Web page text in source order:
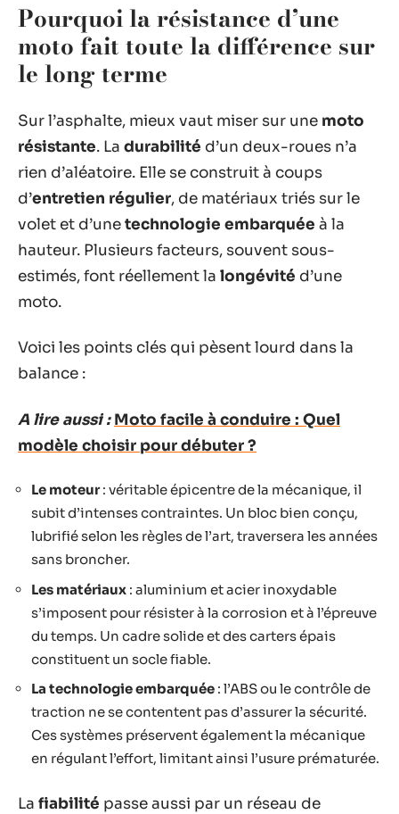
Pourquoi la résistance d’une
moto fait toute la différence sur
le long terme
Sur l’asphalte, mieux vaut miser sur une moto
résistante. La durabilité d’un deux-roues n’a
rien d’aléatoire. Elle se construit à coups
d’entretien régulier, de matériaux triés sur le
volet et d’unetechnologie embarquée à la
hauteur. Plusieurs facteurs, souvent sous-
estimés, font réellement la longévité d’une
moto.
Voici les points clés qui pèsent lourd dans la
balance :
A lire aussi : Moto facile à conduire : Quel
modèle choisir pour débuter ?
Le moteur: véritable épicentre de la mécanique, il
subit d’intenses contraintes. Un bloc bien conçu,
lubrifié selon les règles de l’art, traversera les années
sans broncher.
Les matériaux : aluminium et acier inoxydable
s’imposent pour résister à la corrosion et à l’épreuve
du temps. Un cadre solide et des carters épais
constituent un socle fiable.
La technologie embarquée : l’ABS ou le contrôle de
traction ne se contentent pas d’assurer la sécurité.
Ces systèmes préservent également la mécanique
en régulant l’effort, limitant ainsi l’usure prématurée.
La fiabilité passe aussi par un réseau de